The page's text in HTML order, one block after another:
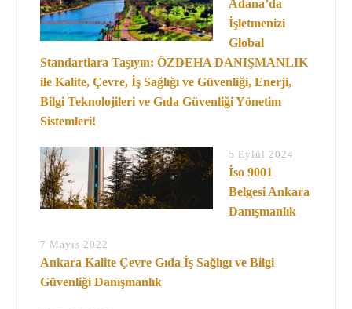
Adana’da
İşletmenizi
Global
Standartlara Taşıyın: ÖZDEHA DANIŞMANLIK
ile Kalite, Çevre, İş Sağlığı ve Güvenliği, Enerji,
Bilgi Teknolojileri ve Gıda Güvenliği Yönetim
Sistemleri!
5 Eylül 2024
İso 9001
Belgesi Ankara
Danışmanlık
7 Mayıs 2022
Ankara Kalite Çevre Gıda İş Sağlıgı ve Bilgi
Güvenliği Danışmanlık